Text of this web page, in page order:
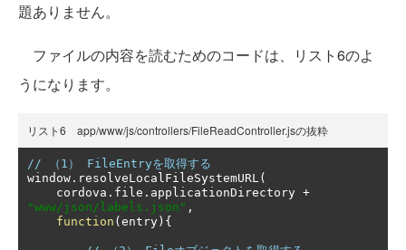
題ありません。
ファイルの内容を読むためのコードは、リスト6のよ
うになります。
リスト6 app/www/js/controllers/FileReadController.jsの抜粋
// （1） FileEntryを取得する
window . resolveLocalFileSystemURL(
    cordova
. file . applicationDirectory +
"www/json/labels.json" ,
function ( entry ){